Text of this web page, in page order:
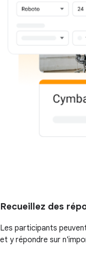
Recueillez des
Les participants
et y répondre sur